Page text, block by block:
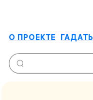
О ПРОЕКТЕ ГАДАТЬ